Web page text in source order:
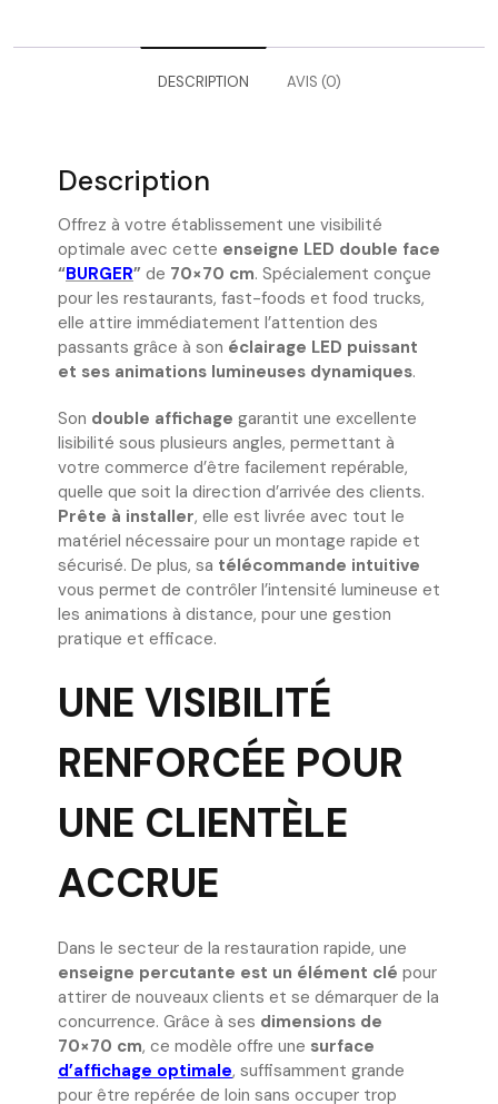
DESCRIPTION AVIS (0)
Description
Offrez à votre établissement une visibilité
optimale avec cette enseigne LED double face
“BURGER” de 70×70 cm. Spécialement conçue
pour les restaurants, fast-foods et food trucks,
elle attire immédiatement l’attention des
passants grâce à son éclairage LED puissant
et ses animations lumineuses dynamiques.
Son double affichage garantit une excellente
lisibilité sous plusieurs angles, permettant à
votre commerce d’être facilement repérable,
quelle que soit la direction d’arrivée des clients.
Prête à installer, elle est livrée avec tout le
matériel nécessaire pour un montage rapide et
sécurisé. De plus, sa télécommande intuitive
vous permet de contrôler l’intensité lumineuse et
les animations à distance, pour une gestion
pratique et efficace.
UNE VISIBILITÉ
RENFORCÉE POUR
UNE CLIENTÈLE
ACCRUE
Dans le secteur de la restauration rapide, une
enseigne percutante est un élément clé pour
attirer de nouveaux clients et se démarquer de la
concurrence. Grâce à ses dimensions de
70×70 cm, ce modèle offre une surface
d’affichage optimale, suffisamment grande
pour être repérée de loin sans occuper trop